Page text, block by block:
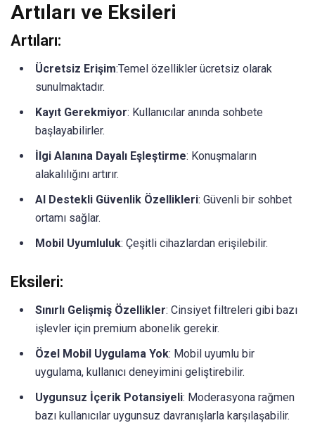
Artıları ve Eksileri
Artıları:
Ücretsiz Erişim:Temel özellikler ücretsiz olarak
sunulmaktadır.​
Kayıt Gerekmiyor: Kullanıcılar anında sohbete
başlayabilirler.
İlgi Alanına Dayalı Eşleştirme: Konuşmaların
alakalılığını artırır.
AI Destekli Güvenlik Özellikleri: Güvenli bir sohbet
ortamı sağlar.​
Mobil Uyumluluk: Çeşitli cihazlardan erişilebilir.​
Eksileri:
Sınırlı Gelişmiş Özellikler: Cinsiyet filtreleri gibi bazı
işlevler için premium abonelik gerekir.​
Özel Mobil Uygulama Yok: Mobil uyumlu bir
uygulama, kullanıcı deneyimini geliştirebilir.
Uygunsuz İçerik Potansiyeli: Moderasyona rağmen
bazı kullanıcılar uygunsuz davranışlarla karşılaşabilir.​